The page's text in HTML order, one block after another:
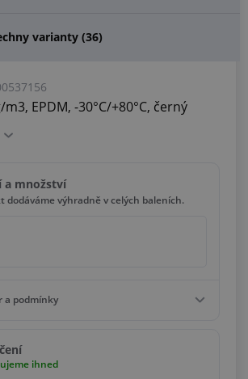
varianty (36)
EPDM, -30°C/+80°C, černý
a množství
dodáváme výhradně v celých baleních.
a podmínky
ihned